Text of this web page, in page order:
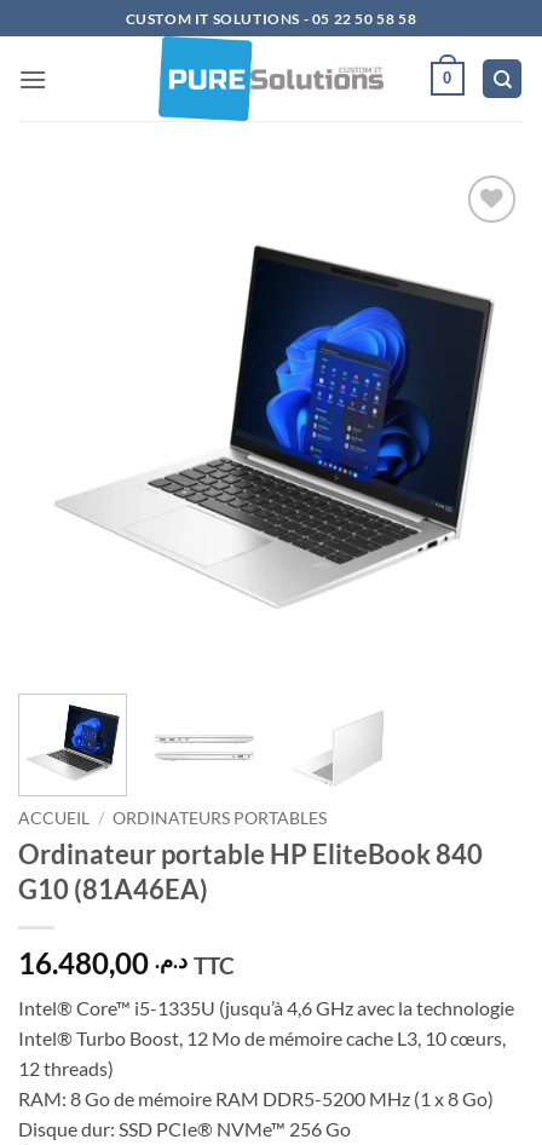
au
contenu
CUSTOM IT SOLUTIONS - 05 22 50 58 58
0
liste
d’envies
ACCUEIL / ORDINATEURS PORTABLES
Ordinateur portable HP EliteBook 840
G10 (81A46EA)
د.م. TTC
Intel® Core™ i5-1335U (jusqu’à 4,6 GHz avec la technologie
Intel® Turbo Boost, 12 Mo de mémoire cache L3, 10 cœurs,
12 threads)
RAM: 8 Go de mémoire RAM DDR5-5200 MHz (1 x 8 Go)
Disque dur: SSD PCIe® NVMe™ 256 Go